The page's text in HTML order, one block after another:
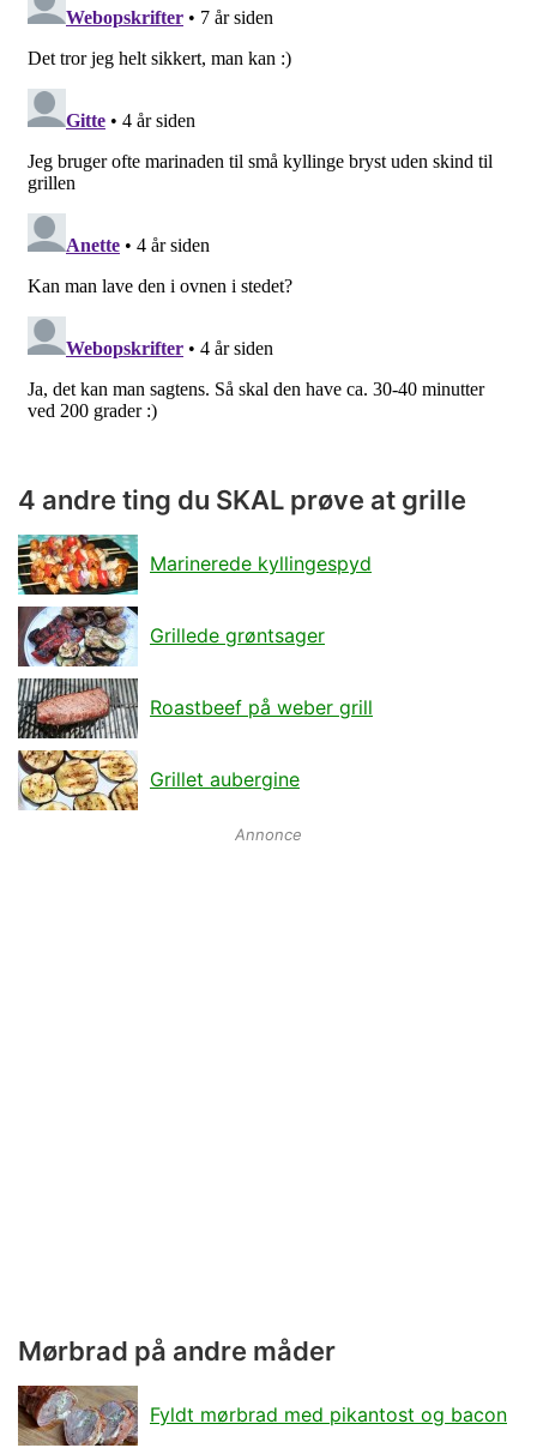
4 andre ting du SKAL prøve at grille
Marinerede kyllingespyd
Grillede grøntsager
Roastbeef på weber grill
Grillet aubergine
Annonce
Mørbrad på andre måder
Fyldt mørbrad med pikantost og bacon